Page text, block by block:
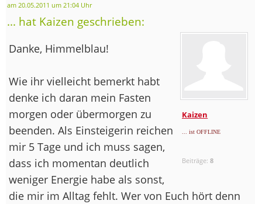
am 20.05.2011 um 21:04 Uhr
... hat Kaizen geschrieben:
Kaizen
... ist OFFLINE
Beiträge:8
Danke, Himmelblau!
Wie ihr vielleicht bemerkt habt
denke ich daran mein Fasten
morgen oder übermorgen zu
beenden. Als Einsteigerin reichen
mir 5 Tage und ich muss sagen,
dass ich momentan deutlich
weniger Energie habe als sonst,
die mir im Alltag fehlt. Wer von Euch hört denn